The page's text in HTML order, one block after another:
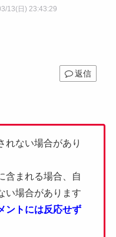
13(日) 23:43:29
返信
れない場合があり
含まれる場合、自
い場合があります
ントには反応せず